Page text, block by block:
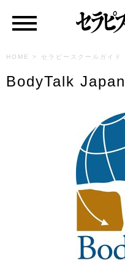
HOME > セラピースクールガイド
BodyTalk Japan